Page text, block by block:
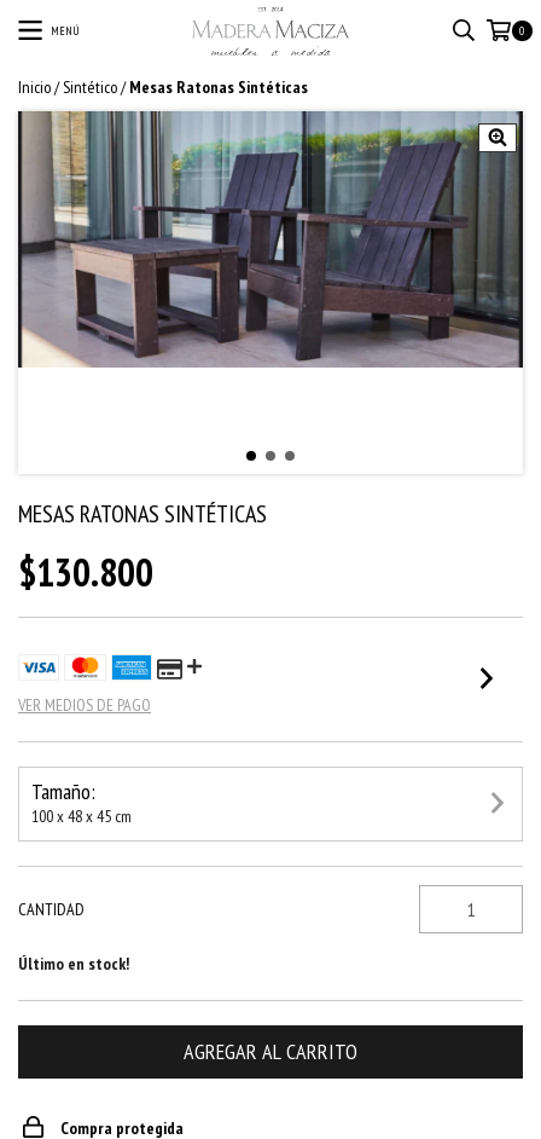
MENÚ 0
Inicio/Sintético/ Mesas Ratonas Sintéticas
MESAS RATONAS SINTÉTICAS
$130.800
VER MEDIOS DE PAGO
Tamaño:
100 x 48 x 45 cm
CANTIDAD
Último en stock!
Compra protegida